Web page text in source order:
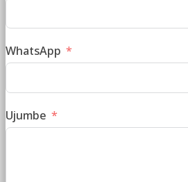
WhatsApp
Ujumbe